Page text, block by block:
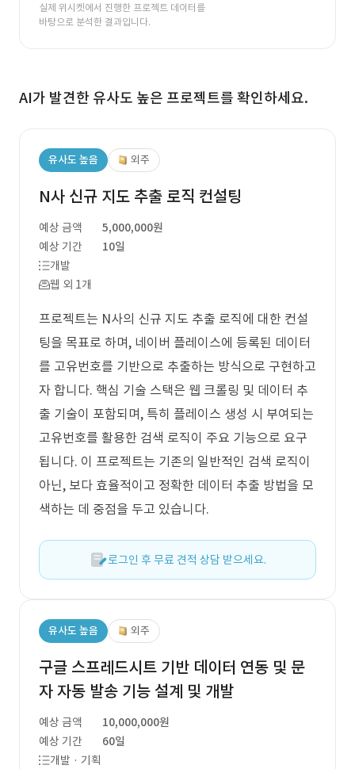
실제 위시켓에서 진행한 프로젝트 데이터를
바탕으로 분석한 결과입니다.
AI가 발견한 유사도 높은 프로젝트를 확인하세요.
유사도 높음 외주
N사 신규 지도 추출 로직 컨설팅
예상 금액
5,000,000원
예상 기간
10일
개발
웹 외 1개
프로젝트는 N사의 신규 지도 추출 로직에 대한 컨설
팅을 목표로 하며, 네이버 플레이스에 등록된 데이터
를 고유번호를 기반으로 추출하는 방식으로 구현하고
자 합니다. 핵심 기술 스택은 웹 크롤링 및 데이터 추
출 기술이 포함되며, 특히 플레이스 생성 시 부여되는
고유번호를 활용한 검색 로직이 주요 기능으로 요구
됩니다. 이 프로젝트는 기존의 일반적인 검색 로직이
아닌, 보다 효율적이고 정확한 데이터 추출 방법을 모
색하는 데 중점을 두고 있습니다.
로그인 후 무료 견적 상담 받으세요.
유사도 높음 외주
구글 스프레드시트 기반 데이터 연동 및 문
자 자동 발송 기능 설계 및 개발
예상 금액
10,000,000원
예상 기간
60일
개발 · 기획